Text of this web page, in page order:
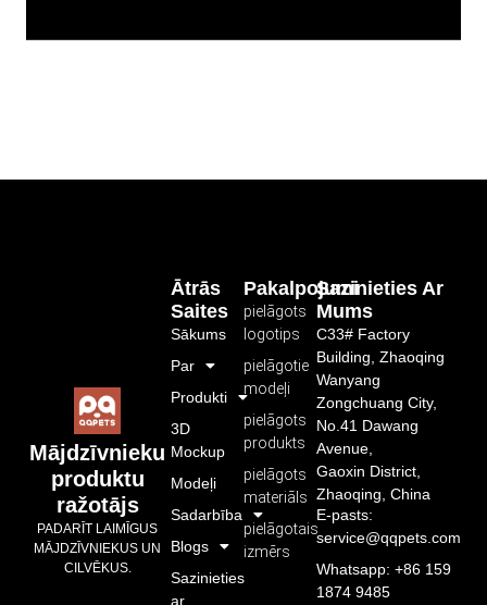
Mājdzīvnieku
produktu
ražotājs
PADARĪT LAIMĪGUS
MĀJDZĪVNIEKUS UN
CILVĒKUS.
Pakalpojumi
pielāgots
logotips
pielāgotie
modeļi
pielāgots
produkts
pielāgots
materiāls
pielāgotais
izmērs
Ātrās
Saites
Sākums
Par
Produkti
3D
Mockup
Modeļi
Sadarbība
Blogs
Sazinieties
ar
Sazinieties Ar
Mums
C33# Factory
Building, Zhaoqing
Wanyang
Zongchuang City,
No.41 Dawang
Avenue,
Gaoxin District,
Zhaoqing, China
E-pasts:
service@qqpets.com
Whatsapp: +86 159
1874 9485